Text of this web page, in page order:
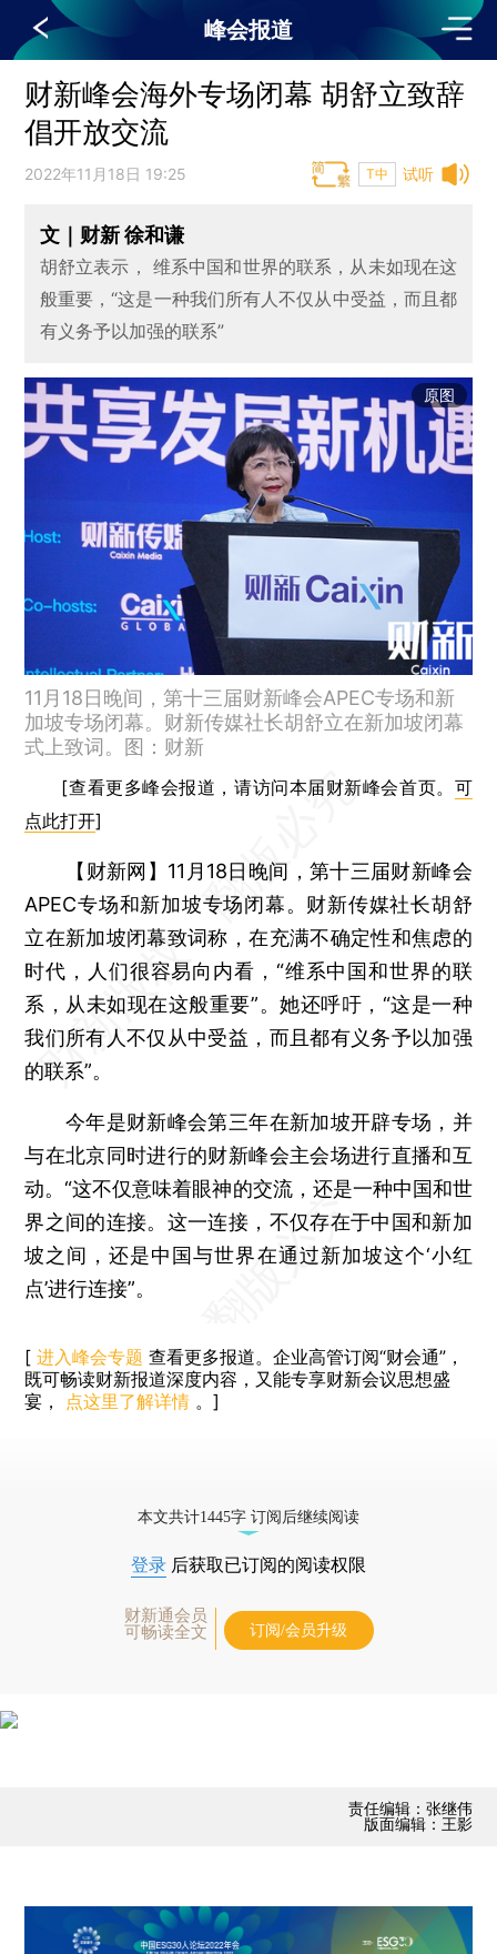
峰会报道
财新峰会海外专场闭幕 胡舒立致辞
倡开放交流
试听
2022年11月18日 19:25 T中
文｜财新 徐和谦
胡舒立表示， 维系中国和世界的联系，从未如现在这
般重要，“这是一种我们所有人不仅从中受益，而且都
有义务予以加强的联系”
原图
11月18日晚间，第十三届财新峰会APEC专场和新
加坡专场闭幕。财新传媒社长胡舒立在新加坡闭幕
式上致词。图：财新
[查看更多峰会报道，请访问本届财新峰会首页。 可
点此打开]
【财新网】 11月18日晚间，第十三届财新峰会
APEC专场和新加坡专场闭幕。财新传媒社长胡舒
立在新加坡闭幕致词称，在充满不确定性和焦虑的
时代，人们很容易向内看，“维系中国和世界的联
系，从未如现在这般重要”。她还呼吁，“这是一种
我们所有人不仅从中受益，而且都有义务予以加强
的联系”。
今年是财新峰会第三年在新加坡开辟专场，并
与在北京同时进行的财新峰会主会场进行直播和互
动。“这不仅意味着眼神的交流，还是一种中国和世
界之间的连接。这一连接，不仅存在于中国和新加
坡之间，还是中国与世界在通过新加坡这个‘小红
点’进行连接”。
[ 进入峰会专题 查看更多报道。企业高管订阅“财会通”，
既可畅读财新报道深度内容，又能专享财新会议思想盛
宴， 点这里了解详情 。]
本文共计1445字 订阅后继续阅读
登录 后获取已订阅的阅读权限
财新通会员
可畅读全文
订阅/会员升级
责任编辑：张继伟
版面编辑：王影